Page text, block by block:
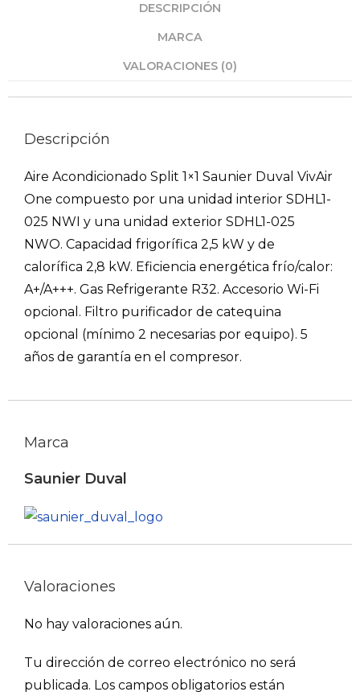
DESCRIPCIÓN
MARCA
VALORACIONES (0)
Descripción
Aire Acondicionado Split 1×1 Saunier Duval VivAir
One compuesto por una unidad interior SDHL1-
025 NWI y una unidad exterior SDHL1-025
NWO. Capacidad frigorífica 2,5 kW y de
calorífica 2,8 kW. Eficiencia energética frío/calor:
A+/A+++. Gas Refrigerante R32. Accesorio Wi-Fi
opcional. Filtro purificador de catequina
opcional (mínimo 2 necesarias por equipo). 5
años de garantía en el compresor.
Marca
Saunier Duval
Valoraciones
No hay valoraciones aún.
Tu dirección de correo electrónico no será
publicada. Los campos obligatorios están